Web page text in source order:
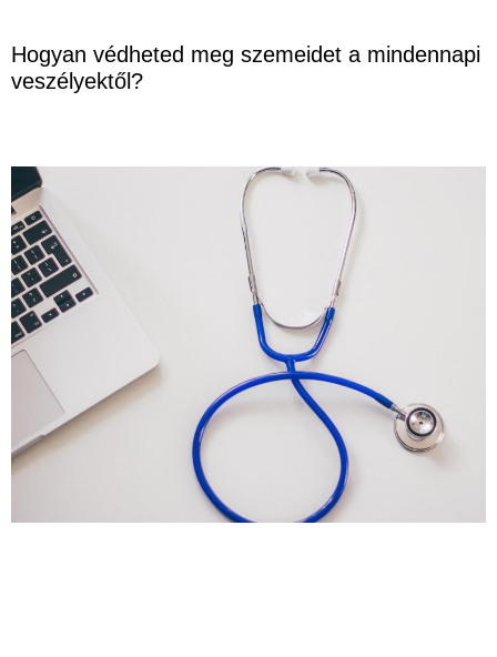
Hogyan védheted meg szemeidet a mindennapi
veszélyektől?